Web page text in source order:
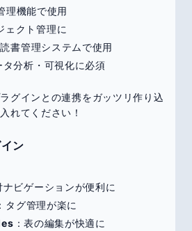
理機能で使用
ェクト管理に
読書管理システムで使用
タ分析・可視化に必須
グインとの連携をガッツリ作り込
れてください！
ン
ナビゲーションが便利に
：タグ管理が楽に
：表の編集が快適に